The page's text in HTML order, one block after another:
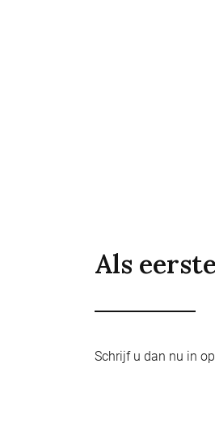
Als
Schrijf u dan nu in op